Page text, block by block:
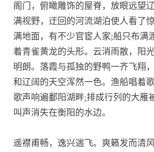
阁门，俯瞰雕饰的屋脊，放眼远望
满视野，迂回的河流湖泊使人看了
满地面，有不少官宦人家;船只布满
着青雀黄龙的头形。云消雨散，阳
明朗。落霞与孤独的野鸭一齐飞翔
和辽阔的天空浑然一色。渔船唱着
歌声响遍鄱阳湖畔;排成行列的大雁
叫声消失在衡阳的水边。
遥襟甫畅，逸兴遄飞。爽籁发而清